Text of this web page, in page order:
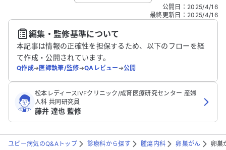
こちらは送信専用のフォームです。氏名やご自身の病気の詳細な
送信する
公開日 ： 2025/4/16
最終更新日 ： 2025/4/16
編集・監修基準について
本記事は情報の正確性を担保するため、以下のフローを経
て作成・公開されています。
Q作成➔医師執筆/監修➔QAレビュー➔公開
松本レディースIVFクリニック/成育医療研究センター 産婦
人科 共同研究員
藤井 達也 監修
ユビー病気のQ&Aトップ 診療科から探す 腫瘍内科 卵巣がん 卵巣